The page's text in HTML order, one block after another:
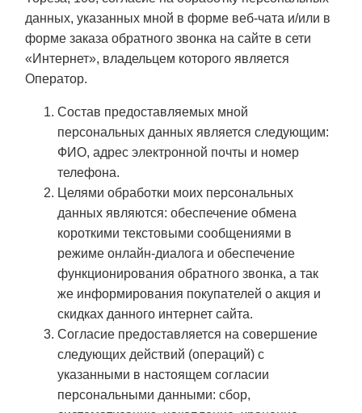
данных, указанных мной в форме веб-чата и/или в
форме заказа обратного звонка на сайте в сети
«Интернет», владельцем которого является
Оператор.
Состав предоставляемых мной
персональных данных является следующим:
ФИО, адрес электронной почты и номер
телефона.
Целями обработки моих персональных
данных являются: обеспечение обмена
короткими текстовыми сообщениями в
режиме онлайн-диалога и обеспечение
функционирования обратного звонка, а так
же информирования покупателей о акция и
скидках данного интернет сайта.
Согласие предоставляется на совершение
следующих действий (операций) с
указанными в настоящем согласии
персональными данными: сбор,